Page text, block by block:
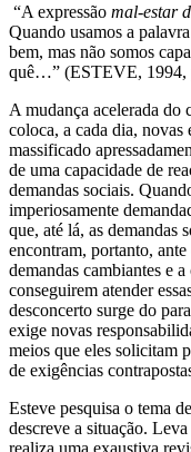
“A expressão mal-estar
Quando usamos a palavra
bem, mas não somos
quê…” (ESTEVE, 1994,
A mudança acelerada do
coloca, a cada dia, novas
massificado
de uma capacidade de
demandas sociais.
imperiosamente
que, até lá, as demandas
encontram, portanto,
demandas cambiantes e
conseguirem atender
desconcerto surge do
exige novas
meios que eles solicitam
de exigências
Esteve pesquisa o tema
descreve a situação.
realiza uma exaustiva